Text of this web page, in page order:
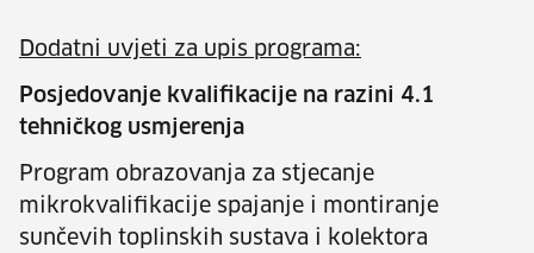
Dodatni uvjeti za upis programa:
Posjedovanje kvalifikacije na razini 4.1
tehničkog usmjerenja
Program obrazovanja za stjecanje
mikrokvalifikacije spajanje i montiranje
sunčevih toplinskih sustava i kolektora